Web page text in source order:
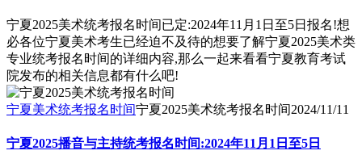
宁夏2025美术统考报名时间已定:2024年11月1日至5日报名!想
必各位宁夏美术考生已经迫不及待的想要了解宁夏2025美术类
专业统考报名时间的详细内容,那么一起来看看宁夏教育考试
院发布的相关信息都有什么吧!
宁夏美术统考报名时间宁夏2025美术统考报名时间2024/11/11
宁夏2025播音与主持统考报名时间:2024年11月1日至5日